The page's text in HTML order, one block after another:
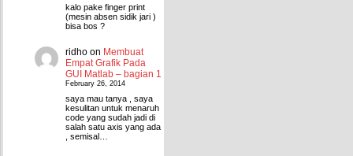
kalo pake finger print
(mesin absen sidik jari )
bisa bos ?
ridho on Membuat
Empat Grafik Pada
GUI Matlab – bagian 1
February 26, 2014
saya mau tanya , saya
kesulitan untuk menaruh
code yang sudah jadi di
salah satu axis yang ada
, semisal…